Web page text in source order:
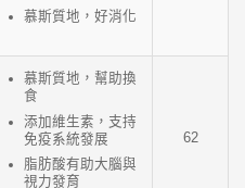
慕斯質地，好消化
慕斯質地，幫助換
食
添加維生素，支持
免疫系統發展
脂肪酸有助大腦與
視力發育
62